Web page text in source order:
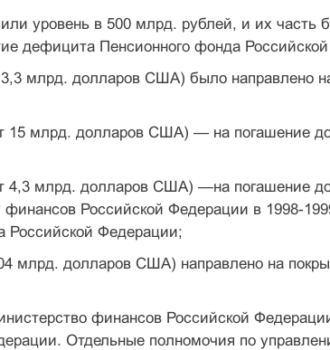
уровень в 500 млрд. рублей, и их часть
дефицита Пенсионного фонда
3,3 млрд. долларов США) было на­правлено
15 млрд. долларов США) — на по­гашение
4,3 млрд. долларов США) —на по­гашение
Российской Федерации в 1998-
Рос­сийской Федерации;
млрд. долларов США) направле­но на
финансов Российской
Отдельные полномочия по